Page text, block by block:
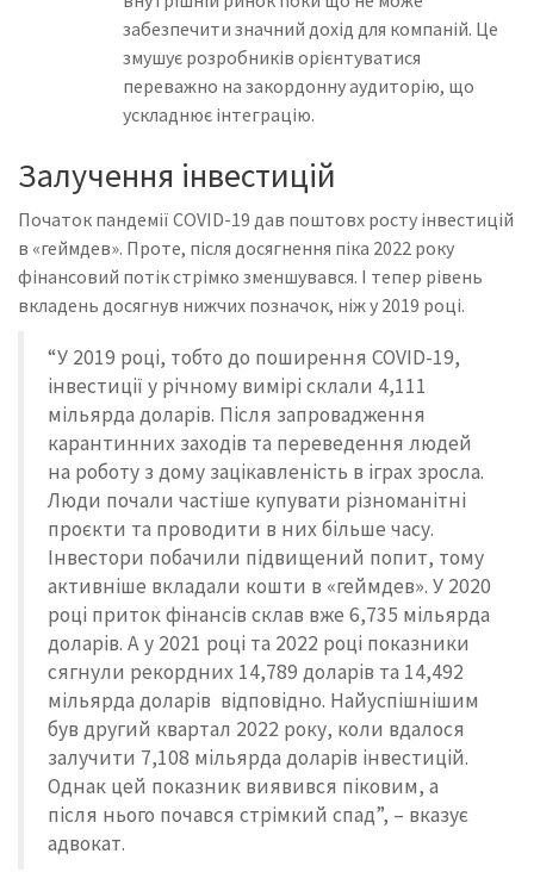
забезпечити значний дохід для компаній. Це
змушує розробників орієнтуватися
переважно на закордонну аудиторію, що
ускладнює інтеграцію.
Залучення інвестицій
Початок пандемії COVID-19 дав поштовх росту інвестицій
в «геймдев». Проте, після досягнення піка 2022 року
фінансовий потік стрімко зменшувався. І тепер рівень
вкладень досягнув нижчих позначок, ніж у 2019 році.
“У 2019 році, тобто до поширення COVID-19,
інвестиції у річному вимірі склали 4,111
мільярда доларів. Після запровадження
карантинних заходів та переведення людей
на роботу з дому зацікавленість в іграх зросла.
Люди почали частіше купувати різноманітні
проєкти та проводити в них більше часу.
Інвестори побачили підвищений попит, тому
активніше вкладали кошти в «геймдев». У 2020
році приток фінансів склав вже 6,735 мільярда
доларів. А у 2021 році та 2022 році показники
сягнули рекордних 14,789 доларів та 14,492
мільярда доларів відповідно. Найуспішнішим
був другий квартал 2022 року, коли вдалося
залучити 7,108 мільярда доларів інвестицій.
Однак цей показник виявився піковим, а
після нього почався стрімкий спад”, – вказує
адвокат.